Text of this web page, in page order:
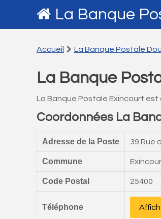
La Banque
Accueil La Banque Postale
La Banque
La Banque Postale Exincourt
Coordonnées La
Adresse de la Poste 39 Rue
Commune
Code Postal 25400
Téléphone